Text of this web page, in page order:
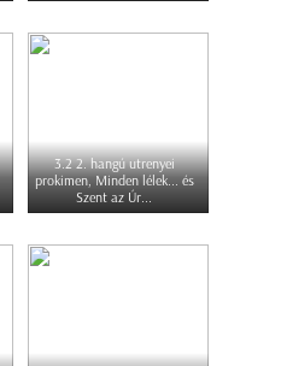
3.2 2. hangú utrenyei
prokimen, Minden lélek... és
Szent az Úr...